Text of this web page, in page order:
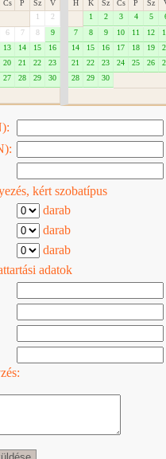
Cs P Sz
V
1
2
6 7 8
9
13 14 15
16
20 21 22
23
27 28 29
30
H K Sz Cs P Sz
1
2 3 4 5
7
8 9 10 11 12
14
15 16 17 18 19
21
22 23 24 25 26
28
29 30
kért szobatípus
darab
darab
darab
adatok